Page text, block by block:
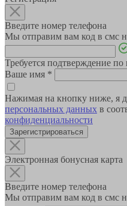
Введите номер телефона
Мы отправим вам код в смс
Требуется подтверждение по
Ваше имя *
Нажимая на кнопку ниже, я
персональных данных в
конфиденциальности
Зарегистрироваться
Электронная бонусная карта
Введите номер телефона
Мы отправим вам код в смс